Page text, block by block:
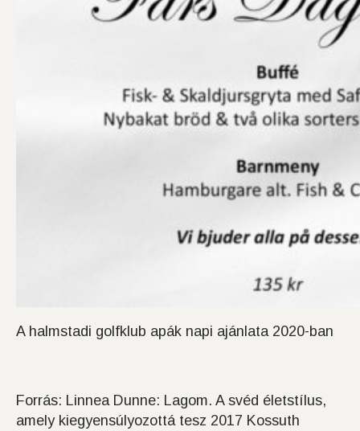
A halmstadi golfklub apák napi ajánlata 2020-ban
Forrás: Linnea Dunne: Lagom. A svéd életstílus,
amely kiegyensúlyozottá tesz 2017 Kossuth